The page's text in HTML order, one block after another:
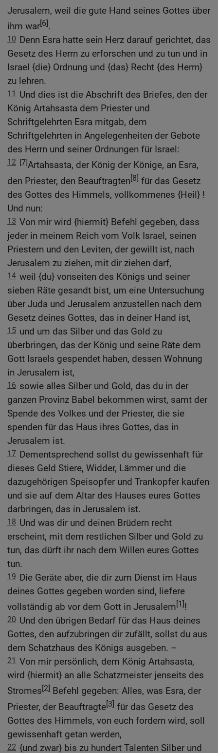
Jerusalem, weil die gute Hand seines Gottes über
ihm war[6].
10 Denn Esra hatte sein Herz darauf gerichtet, das
Gesetz des Herrn zu erforschen und zu tun und in
Israel {die} Ordnung und {das} Recht {des Herrn}
zu lehren.
11 Und dies ist die Abschrift des Briefes, den der
König Artahsasta dem Priester und
Schriftgelehrten Esra mitgab, dem
Schriftgelehrten in Angelegenheiten der Gebote
des Herrn und seiner Ordnungen für Israel:
12 [7]Artahsasta, der König der Könige, an Esra,
den Priester, den Beauftragten[8] für das Gesetz
des Gottes des Himmels, vollkommenes {Heil} !
Und nun:
13 Von mir wird {hiermit} Befehl gegeben, dass
jeder in meinem Reich vom Volk Israel, seinen
Priestern und den Leviten, der gewillt ist, nach
Jerusalem zu ziehen, mit dir ziehen darf,
14 weil {du} vonseiten des Königs und seiner
sieben Räte gesandt bist, um eine Untersuchung
über Juda und Jerusalem anzustellen nach dem
Gesetz deines Gottes, das in deiner Hand ist,
15 und um das Silber und das Gold zu
überbringen, das der König und seine Räte dem
Gott Israels gespendet haben, dessen Wohnung
in Jerusalem ist,
16 sowie alles Silber und Gold, das du in der
ganzen Provinz Babel bekommen wirst, samt der
Spende des Volkes und der Priester, die sie
spenden für das Haus ihres Gottes, das in
Jerusalem ist.
17 Dementsprechend sollst du gewissenhaft für
dieses Geld Stiere, Widder, Lämmer und die
dazugehörigen Speisopfer und Trankopfer kaufen
und sie auf dem Altar des Hauses eures Gottes
darbringen, das in Jerusalem ist.
18 Und was dir und deinen Brüdern recht
erscheint, mit dem restlichen Silber und Gold zu
tun, das dürft ihr nach dem Willen eures Gottes
tun.
19 Die Geräte aber, die dir zum Dienst im Haus
deines Gottes gegeben worden sind, liefere
vollständig ab vor dem Gott in Jerusalem[1]!
20 Und den übrigen Bedarf für das Haus deines
Gottes, den aufzubringen dir zufällt, sollst du aus
dem Schatzhaus des Königs ausgeben. –
21 Von mir persönlich, dem König Artahsasta,
wird {hiermit} an alle Schatzmeister jenseits des
Stromes[2] Befehl gegeben: Alles, was Esra, der
Priester, der Beauftragte[3] für das Gesetz des
Gottes des Himmels, von euch fordern wird, soll
gewissenhaft getan werden,
22 {und zwar} bis zu hundert Talenten Silber und